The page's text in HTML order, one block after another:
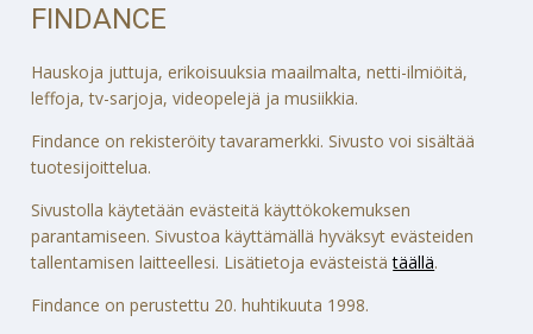
FINDANCE
Hauskoja juttuja, erikoisuuksia maailmalta, netti-ilmiöitä,
leffoja, tv-sarjoja, videopelejä ja musiikkia.
Findance on rekisteröity tavaramerkki. Sivusto voi sisältää
tuotesijoittelua.
Sivustolla käytetään evästeitä käyttökokemuksen
parantamiseen. Sivustoa käyttämällä hyväksyt evästeiden
tallentamisen laitteellesi. Lisätietoja evästeistätäällä.
Findance on perustettu 20. huhtikuuta 1998.